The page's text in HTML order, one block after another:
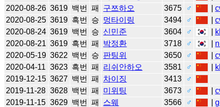
2020-08-26 3619 백번 패 구쯔하오 3675 ♂ |
2020-08-25 3619 흑번 승 멍타이링 3494 ♂ |
2020-08-24 3619 백번 승 신민준 3604 ♂
2020-08-21 3619 흑번 패 박정환 3718 ♂
2020-05-19 3622 백번 승 판팅위 3650 ♂ |
2020-04-11 3623 흑번 패 리쉬안하오 3581 ♂
2019-12-15 3627 백번 패 차이징 3413
♂
2019-11-28 3628 백번 패 미위팅 3673 ♂ |
2019-11-15 3629 백번 패 스웨 3566 ♂ |